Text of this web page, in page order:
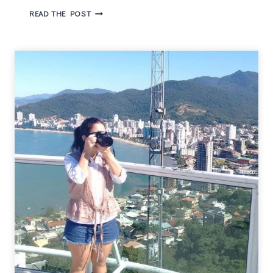
READ THE POSTRESPONDENDO
–
SÉRIES